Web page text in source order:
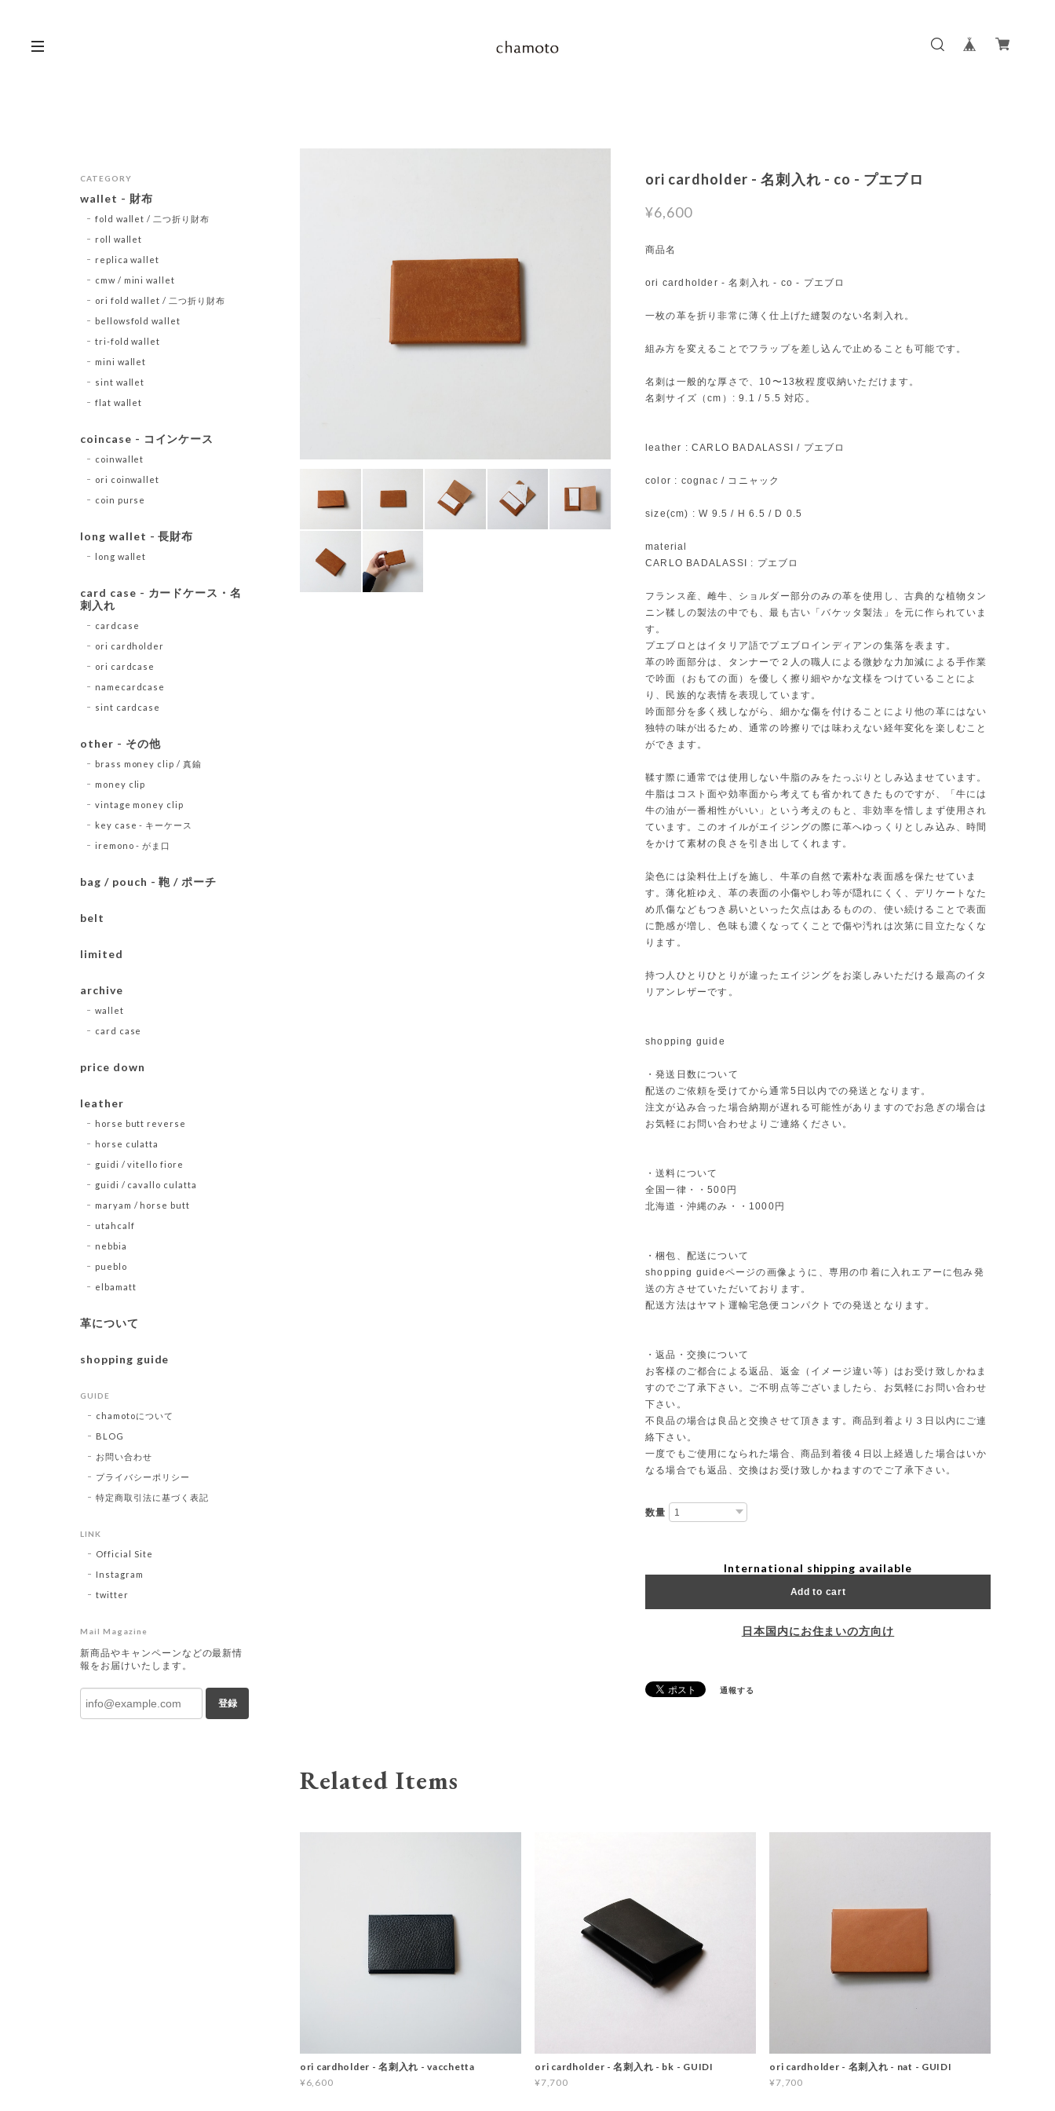
ori cardholder - 名刺入れ - co - プエブロ
¥6,600
商品名
ori cardholder - 名刺入れ - co - プエブロ
一枚の革を折り非常に薄く仕上げた縫製のない名刺入れ。
組み方を変えることでフラップを差し込んで止めることも可能です。
名刺は一般的な厚さで、10〜13枚程度収納いただけます。
名刺サイズ（cm）: 9.1 / 5.5 対応。
leather : CARLO BADALASSI / プエブロ
color : cognac / コニャック
size(cm) : W 9.5 / H 6.5 / D 0.5
material
CARLO BADALASSI : プエブロ
フランス産、雌牛、ショルダー部分のみの革を使用し、古典的な植物タン
ニン鞣しの製法の中でも、最も古い「バケッタ製法」を元に作られていま
す。
プエブロとはイタリア語でプエブロインディアンの集落を表ます。
革の吟面部分は、タンナーで２人の職人による微妙な力加減による手作業
で吟面（おもての面）を優しく擦り細やかな文様をつけていることによ
り、民族的な表情を表現しています。
吟面部分を多く残しながら、細かな傷を付けることにより他の革にはない
独特の味が出るため、通常の吟擦りでは味わえない経年変化を楽しむこと
ができます。
鞣す際に通常では使用しない牛脂のみをたっぷりとしみ込ませています。
牛脂はコスト面や効率面から考えても省かれてきたものですが、「牛には
牛の油が一番相性がいい」という考えのもと、非効率を惜しまず使用され
ています。このオイルがエイジングの際に革へゆっくりとしみ込み、時間
をかけて素材の良さを引き出してくれます。
染色には染料仕上げを施し、牛革の自然で素朴な表面感を保たせていま
す。薄化粧ゆえ、革の表面の小傷やしわ等が隠れにくく、デリケートなた
め爪傷などもつき易いといった欠点はあるものの、使い続けることで表面
に艶感が増し、色味も濃くなってくことで傷や汚れは次第に目立たなくな
ります。
持つ人ひとりひとりが違ったエイジングをお楽しみいただける最高のイタ
リアンレザーです。
shopping guide
・発送日数について
配送のご依頼を受けてから通常5日以内での発送となります。
注文が込み合った場合納期が遅れる可能性がありますのでお急ぎの場合は
お気軽にお問い合わせよりご連絡ください。
・送料について
全国一律・・500円
北海道・沖縄のみ・・1000円
・梱包、配送について
shopping guideページの画像ように、専用の巾着に入れエアーに包み発
送の方させていただいております。
配送方法はヤマト運輸宅急便コンパクトでの発送となります。
・返品・交換について
お客様のご都合による返品、返金（イメージ違い等）はお受け致しかねま
すのでご了承下さい。ご不明点等ございましたら、お気軽にお問い合わせ
下さい。
不良品の場合は良品と交換させて頂きます。商品到着より３日以内にご連
絡下さい。
一度でもご使用になられた場合、商品到着後４日以上経過した場合はいか
なる場合でも返品、交換はお受け致しかねますのでご了承下さい。
数量
International shipping available
Add to cart
日本国内にお住まいの方向け
通報する
Related Items
ori cardholder - 名刺入れ - vacchetta
¥6,600
ori cardholder - 名刺入れ - bk - GUIDI
¥7,700
ori cardholder - 名刺入れ - nat - GUIDI
¥7,700
CATEGORY
wallet - 財布
fold wallet / 二つ折り財布
roll wallet
replica wallet
cmw / mini wallet
ori fold wallet / 二つ折り財布
bellowsfold wallet
tri-fold wallet
mini wallet
sint wallet
flat wallet
coincase - コインケース
coinwallet
ori coinwallet
coin purse
long wallet - 長財布
long wallet
card case - カードケース・名
刺入れ
cardcase
ori cardholder
ori cardcase
namecardcase
sint cardcase
other - その他
brass money clip / 真鍮
money clip
vintage money clip
key case - キーケース
iremono - がま口
bag / pouch - 鞄 / ポーチ
belt
limited
archive
wallet
card case
price down
leather
horse butt reverse
horse culatta
guidi / vitello fiore
guidi / cavallo culatta
maryam / horse butt
utahcalf
nebbia
pueblo
elbamatt
革について
shopping guide
GUIDE
chamotoについて
BLOG
お問い合わせ
プライバシーポリシー
特定商取引法に基づく表記
LINK
Official Site
Instagram
twitter
Mail Magazine
新商品やキャンペーンなどの最新情
報をお届けいたします。
登録